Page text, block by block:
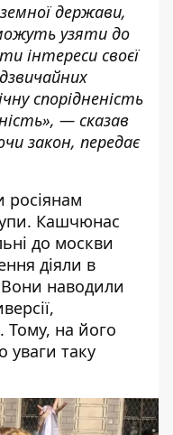
держави,
ь узяти до
інтереси своєї
спорідненість
— сказав
закон, передає
росіянам
Кашчюнас
до москви
діяли в
Вони наводили
Тому, на його
уваги таку